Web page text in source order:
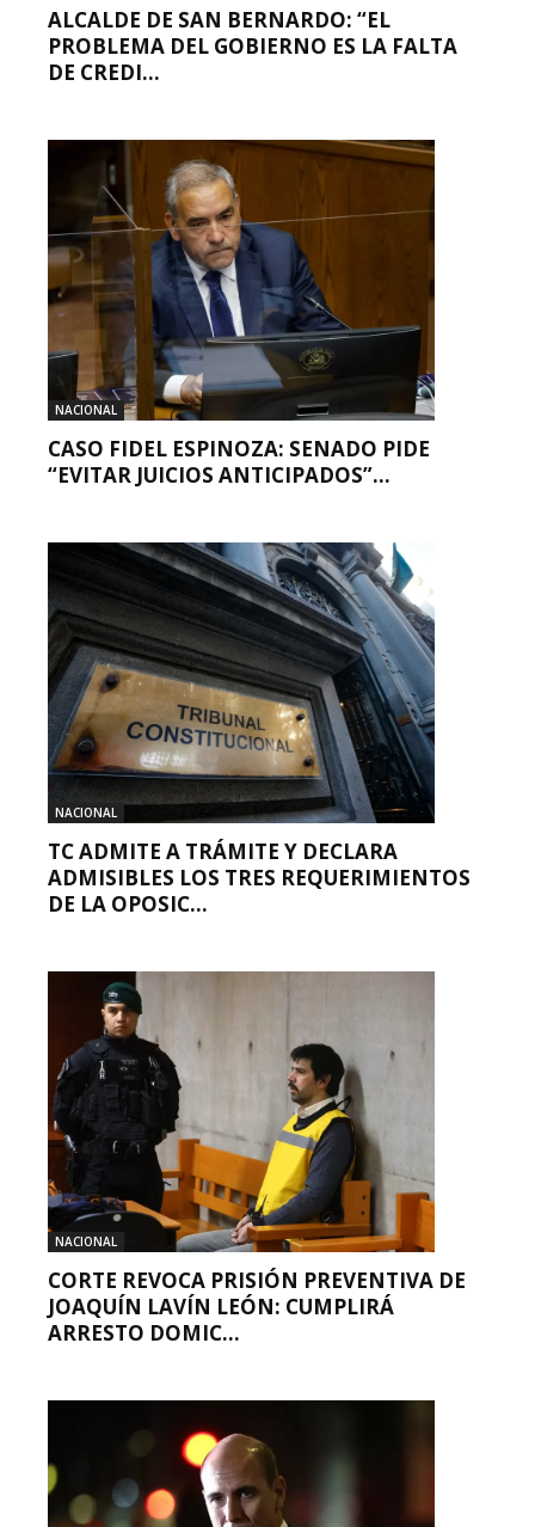
ALCALDE DE SAN BERNARDO: “EL
PROBLEMA DEL GOBIERNO ES LA FALTA
DE CREDI...
NACIONAL
CASO FIDEL ESPINOZA: SENADO PIDE
“EVITAR JUICIOS ANTICIPADOS”...
NACIONAL
TC ADMITE A TRÁMITE Y DECLARA
ADMISIBLES LOS TRES REQUERIMIENTOS
DE LA OPOSIC...
NACIONAL
CORTE REVOCA PRISIÓN PREVENTIVA DE
JOAQUÍN LAVÍN LEÓN: CUMPLIRÁ
ARRESTO DOMIC...